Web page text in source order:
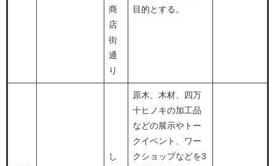
商
店
街
通
り
目的とする。
し
原木、木材、四万
十ヒノキの加工品
などの展示やトー
クイベント、ワー
クショップなどを3